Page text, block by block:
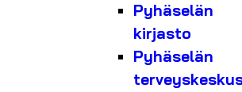
Pyhäselän
kirjasto
Pyhäselän